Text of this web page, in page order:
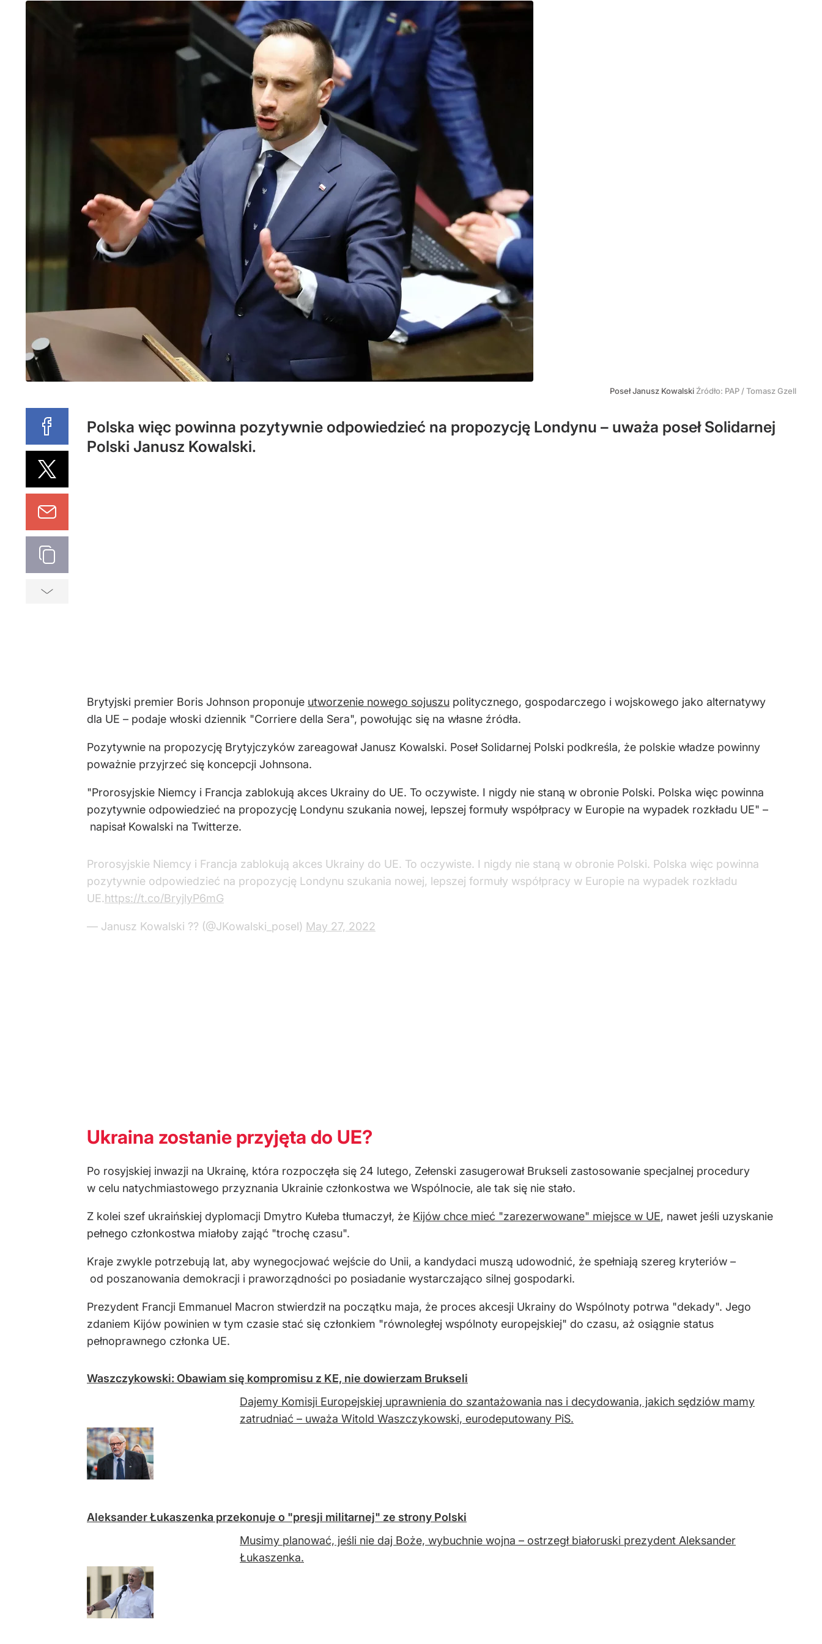
Poseł Janusz Kowalski Źródło: PAP /Tomasz Gzell
Polska więc powinna pozytywnie odpowiedzieć na propozycję Londynu – uważa poseł Solidarnej
Polski Janusz Kowalski.
Brytyjski premier Boris Johnson proponuje utworzenie nowego sojuszu politycznego, gospodarczego i wojskowego jako alternatywy
dla UE – podaje włoski dziennik "Corriere della Sera", powołując się na własne źródła.
Pozytywnie na propozycję Brytyjczyków zareagował Janusz Kowalski. Poseł Solidarnej Polski podkreśla, że polskie władze powinny
poważnie przyjrzeć się koncepcji Johnsona.
"Prorosyjskie Niemcy i Francja zablokują akces Ukrainy do UE. To oczywiste. I nigdy nie staną w obronie Polski. Polska więc powinna
pozytywnie odpowiedzieć na propozycję Londynu szukania nowej, lepszej formuły współpracy w Europie na wypadek rozkładu UE" –
napisał Kowalski na Twitterze.
Prorosyjskie Niemcy i Francja zablokują akces Ukrainy do UE. To oczywiste. I nigdy nie staną w obronie Polski. Polska więc powinna
pozytywnie odpowiedzieć na propozycję Londynu szukania nowej, lepszej formuły współpracy w Europie na wypadek rozkładu
UE.https://t.co/BryjlyP6mG
— Janusz Kowalski ?? (@JKowalski_posel) May 27, 2022
Ukraina zostanie przyjęta do UE?
Po rosyjskiej inwazji na Ukrainę, która rozpoczęła się 24 lutego, Zełenski zasugerował Brukseli zastosowanie specjalnej procedury
w celu natychmiastowego przyznania Ukrainie członkostwa we Wspólnocie, ale tak się nie stało.
Z kolei szef ukraińskiej dyplomacji Dmytro Kułeba tłumaczył, że Kijów chce mieć "zarezerwowane" miejsce w UE, nawet jeśli uzyskanie
pełnego członkostwa miałoby zająć "trochę czasu".
Kraje zwykle potrzebują lat, aby wynegocjować wejście do Unii, a kandydaci muszą udowodnić, że spełniają szereg kryteriów –
od poszanowania demokracji i praworządności po posiadanie wystarczająco silnej gospodarki.
Prezydent Francji Emmanuel Macron stwierdził na początku maja, że proces akcesji Ukrainy do Wspólnoty potrwa "dekady". Jego
zdaniem Kijów powinien w tym czasie stać się członkiem "równoległej wspólnoty europejskiej" do czasu, aż osiągnie status
pełnoprawnego członka UE.
Waszczykowski: Obawiam się kompromisu z KE, nie dowierzam Brukseli
Dajemy Komisji Europejskiej uprawnienia do szantażowania nas i decydowania, jakich sędziów mamy
zatrudniać – uważa Witold Waszczykowski, eurodeputowany PiS.
Aleksander Łukaszenka przekonuje o "presji militarnej" ze strony Polski
Musimy planować, jeśli nie daj Boże, wybuchnie wojna – ostrzegł białoruski prezydent Aleksander
Łukaszenka.